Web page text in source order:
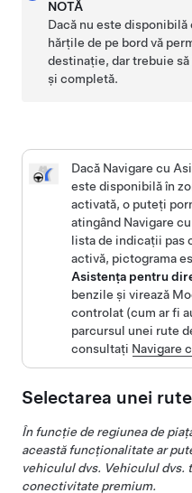
NOTĂ
Dacă nu este
hărțile de pe bord vă
destinație, dar trebuie
și completă.
Dacă Navigare cu
este disponibilă în
activată, o puteți
atingând Navigare
lista de indicații pas
activă, pictograma
Asistența pentru
benzile și virează
controlat (cum ar fi
parcursul unei rute
consultați Navigare
Selectarea unei
În funcție de regiunea de
această funcționalitate ar
vehiculul dvs. Vehiculul dvs.
conectivitate premium.